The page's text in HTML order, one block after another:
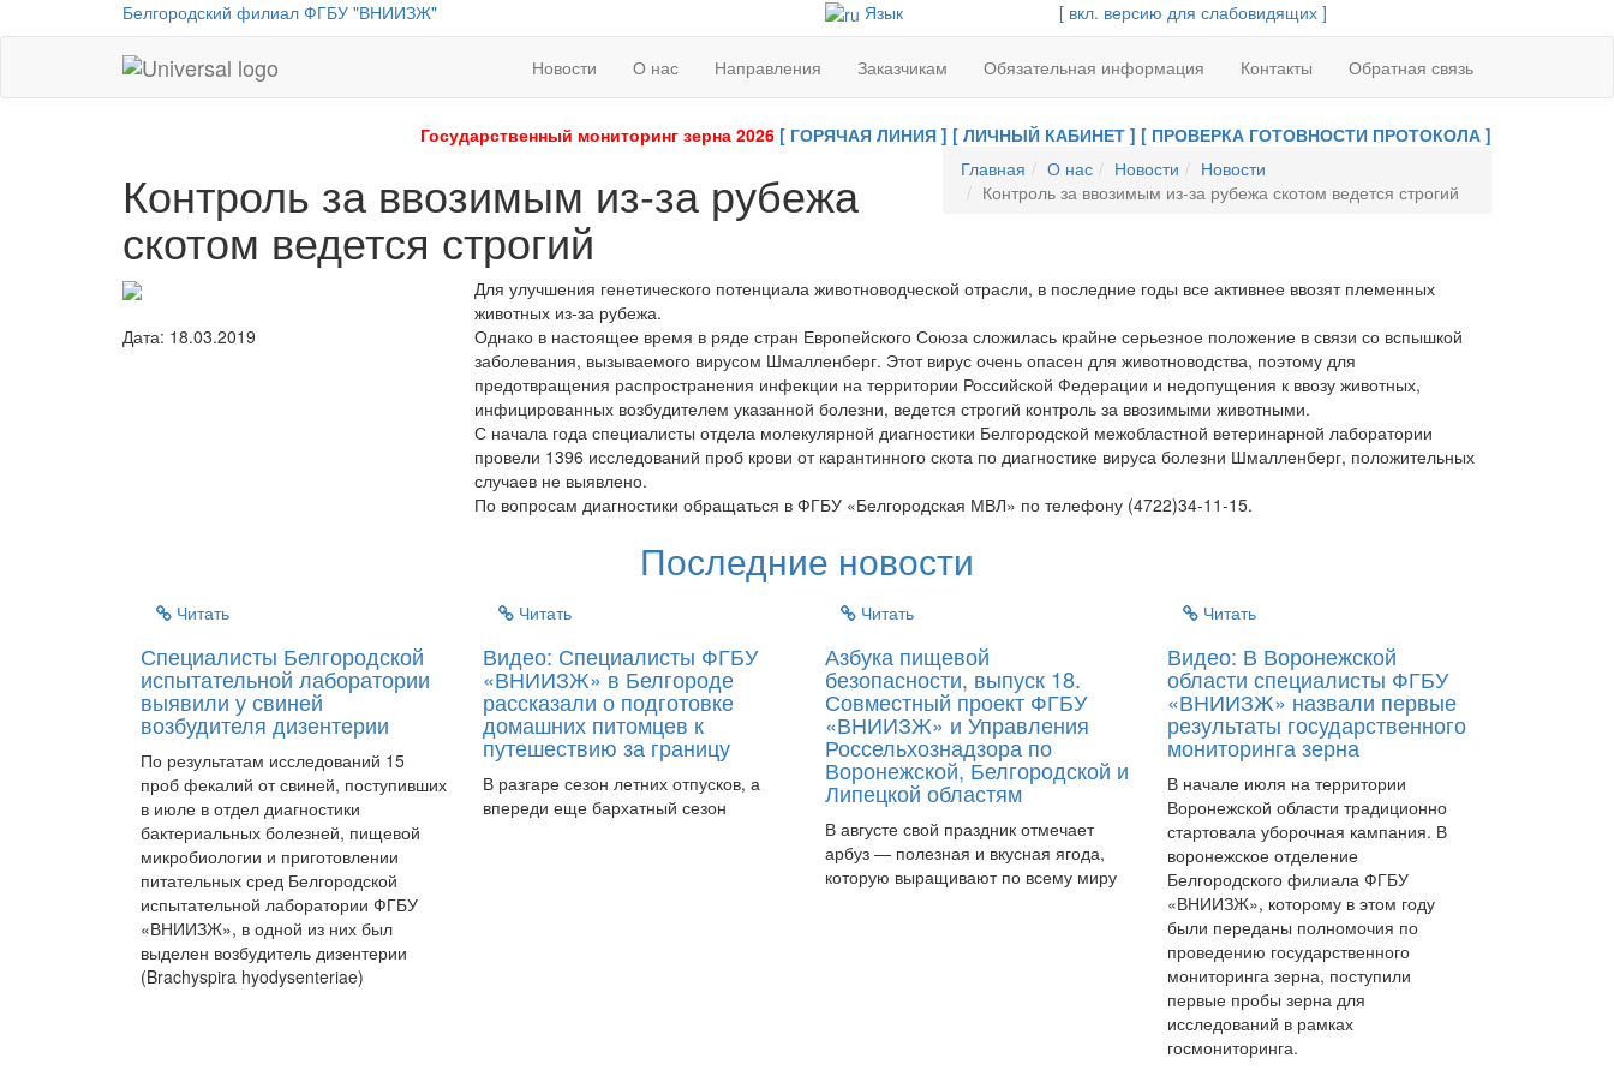
Белгородский филиал ФГБУ "ВНИИЗЖ" Язык [ вкл. версию для слабовидящих ]
homepage
Новости О нас Направления Заказчикам Обязательная информация Контакты Обратная связь
Государственный мониторинг зерна 2026 [ ГОРЯЧАЯ ЛИНИЯ ] [ ЛИЧНЫЙ КАБИНЕТ ] [ ПРОВЕРКА ГОТОВНОСТИ ПРОТОКОЛА ]
Контроль за ввозимым из-за рубежа
скотом ведется строгий
Главная О нас Новости
Новости
Контроль за ввозимым из-за рубежа скотом ведется строгий
Дата: 18.03.2019
Для улучшения генетического потенциала животноводческой отрасли, в последние годы все активнее ввозят племенных
животных из-за рубежа.
Однако в настоящее время в ряде стран Европейского Союза сложилась крайне серьезное положение в связи со вспышкой
заболевания, вызываемого вирусом Шмалленберг. Этот вирус очень опасен для животноводства, поэтому для
предотвращения распространения инфекции на территории Российской Федерации и недопущения к ввозу животных,
инфицированных возбудителем указанной болезни, ведется строгий контроль за ввозимыми животными.
С начала года специалисты отдела молекулярной диагностики Белгородской межобластной ветеринарной лаборатории
провели 1396 исследований проб крови от карантинного скота по диагностике вируса болезни Шмалленберг, положительных
случаев не выявлено.
По вопросам диагностики обращаться в ФГБУ «Белгородская МВЛ» по телефону (4722)34-11-15.
Последние новости
Читать
Специалисты Белгородской
испытательной лаборатории
выявили у свиней
возбудителя дизентерии
По результатам исследований 15
проб фекалий от свиней, поступивших
в июле в отдел диагностики
бактериальных болезней, пищевой
микробиологии и приготовлении
питательных сред Белгородской
испытательной лаборатории ФГБУ
«ВНИИЗЖ», в одной из них был
выделен возбудитель дизентерии
(Brachyspira hyodysenteriae)
Читать
Видео: Специалисты ФГБУ
«ВНИИЗЖ» в Белгороде
рассказали о подготовке
домашних питомцев к
путешествию за границу
В разгаре сезон летних отпусков, а
впереди еще бархатный сезон
Читать
Азбука пищевой
безопасности, выпуск 18.
Совместный проект ФГБУ
«ВНИИЗЖ» и Управления
Россельхознадзора по
Воронежской, Белгородской и
Липецкой областям
В августе свой праздник отмечает
арбуз — полезная и вкусная ягода,
которую выращивают по всему миру
Читать
Видео: В Воронежской
области специалисты ФГБУ
«ВНИИЗЖ» назвали первые
результаты государственного
мониторинга зерна
В начале июля на территории
Воронежской области традиционно
стартовала уборочная кампания. В
воронежское отделение
Белгородского филиала ФГБУ
«ВНИИЗЖ», которому в этом году
были переданы полномочия по
проведению государственного
мониторинга зерна, поступили
первые пробы зерна для
исследований в рамках
госмониторинга.